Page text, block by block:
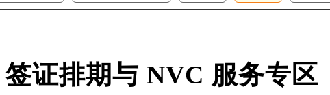
签证排期与 NVC 服务专区